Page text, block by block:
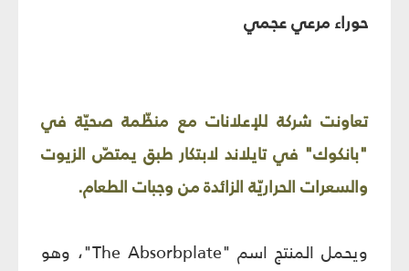
حوراء مرعي عجمي
تعاونت شركة للإعلانات مع منظّمة صحيّة في
"بانكوك" في تايلاند لابتكار طبق يمتصّ الزيوت
والسعرات الحراريّة الزائدة من وجبات الطعام.
ويحمل المنتج اسم "The Absorbplate"، وهو